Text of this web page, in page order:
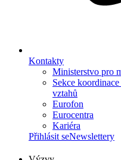
Kontakty
Ministerstvo pro
Sekce
vztahů
Eurofon
Eurocentra
Kariéra
Přihlásit seNewslettery